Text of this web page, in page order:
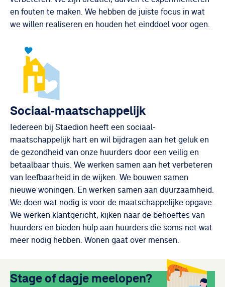
en fouten te maken. We hebben de juiste focus in wat
we willen realiseren en houden het einddoel voor ogen.
Sociaal-maatschappelijk
Iedereen bij Staedion heeft een sociaal-
maatschappelijk hart en wil bijdragen aan het geluk en
de gezondheid van onze huurders door een veilig en
betaalbaar thuis. We werken samen aan het verbeteren
van leefbaarheid in de wijken. We bouwen samen
nieuwe woningen. En werken samen aan duurzaamheid.
We doen wat nodig is voor de maatschappelijke opgave.
We werken klantgericht, kijken naar de behoeftes van
huurders en bieden hulp aan huurders die soms net wat
meer nodig hebben. Wonen gaat over mensen.
Stage of dagje meelopen?